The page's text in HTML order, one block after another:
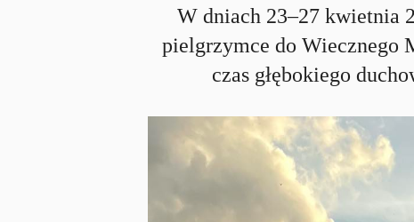
W dniach 23–27 kwietnia
pielgrzymce do Wiecznego
czas głębokiego